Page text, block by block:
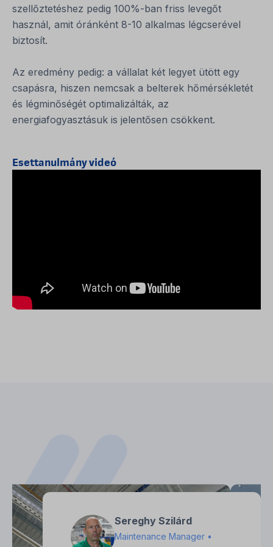
szellőztetéshez pedig 100%-ban friss levegőt
használ, amit óránként 8-10 alkalmas légcserével
biztosít.
Az eredmény pedig: a vállalat két legyet ütött egy
csapásra, hiszen nemcsak a belterek hőmérsékletét
és légminőségét optimalizálták, az
energiafogyasztásuk is jelentősen csökkent.
Esettanulmány videó
Sereghy Szilárd
Maintenance Manager •